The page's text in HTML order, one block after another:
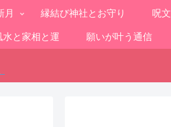
月 縁結び神社とお守り 呪文
水と家相と運 願いが叶う通信